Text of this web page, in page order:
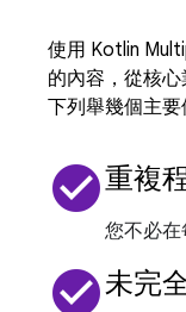
使用 Kotlin
的內容，從核
下列舉幾個主要
check_circle重複
您不必在
check_circle未完